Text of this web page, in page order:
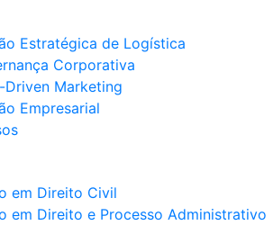
Estratégica de Logística
Corporativa
Driven Marketing
Empresarial
em Direito Civil
em Direito e Processo Administrativo